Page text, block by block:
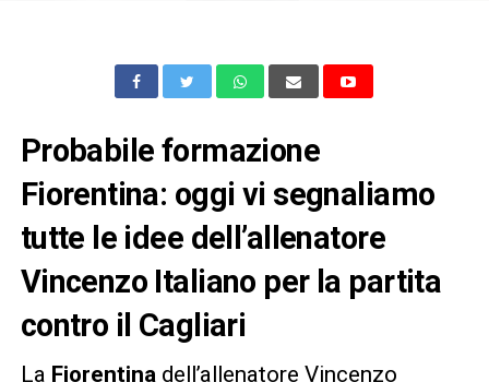
Probabile formazione
Fiorentina: oggi vi segnaliamo
tutte le idee dell’allenatore
Vincenzo Italiano per la partita
contro il Cagliari
La Fiorentinadell’allenatore Vincenzo